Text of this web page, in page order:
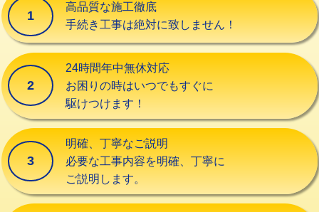
交換・取付(単水栓（壁付・デッキ
式）)
13,200円+材料費
交換・取付(混合水栓（壁付・デッキ
式・ワンホール）)
交換・取付(排水栓・排水トラップ
（P/S/ポップアップ））
交換・取付（その他部品）
持込商品取付（単水栓）
1
高品質な施工徹底
手続き工事は絶対に致しません！
2
24時間年中無休対応
お困りの時はいつでもすぐに
駆けつけます！
3
明確、丁寧なご説明
必要な工事内容を明確、丁寧に
ご説明します。